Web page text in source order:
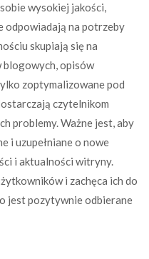
wysokiej jakości,
odpowiadają na potrzeby
skupiają się na
blogowych, opisów
zoptymalizowane pod
czytelnikom
problemy. Ważne jest, aby
i uzupełniane o nowe
i aktualności witryny.
i zachęca ich do
jest pozytywnie odbierane